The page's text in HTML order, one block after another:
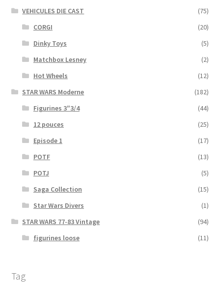
VEHICULES DIE CAST
(75)
CORGI
(20)
Dinky Toys
(5)
Matchbox Lesney
(2)
Hot Wheels
(12)
STAR WARS Moderne
(182)
Figurines 3″3/4
(44)
12 pouces
(25)
Episode 1
(17)
POTF
(13)
POTJ
(5)
Saga Collection
(15)
Star Wars Divers
(1)
STAR WARS 77-83 Vintage
(94)
figurines loose
(11)
Tag